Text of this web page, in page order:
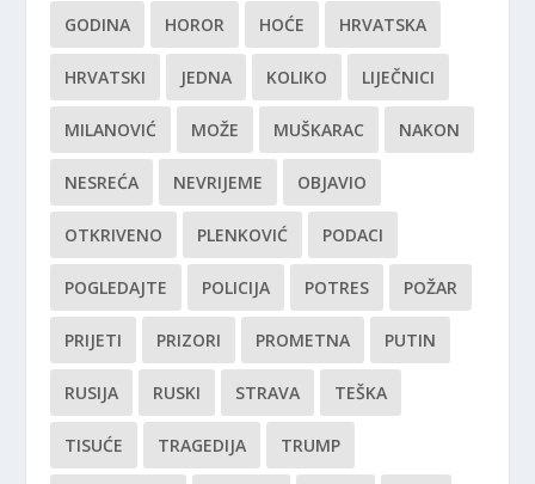
GODINA HOROR HOĆE HRVATSKA
HRVATSKI JEDNA KOLIKO LIJEČNICI
MILANOVIĆ MOŽE MUŠKARAC NAKON
NESREĆA NEVRIJEME OBJAVIO
OTKRIVENO PLENKOVIĆ PODACI
POGLEDAJTE POLICIJA POTRES POŽAR
PRIJETI PRIZORI PROMETNA PUTIN
RUSIJA RUSKI STRAVA TEŠKA
TISUĆE TRAGEDIJA TRUMP